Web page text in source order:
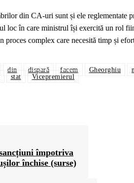
din CA-uri sunt și ele reglementate
loc în care ministrul își exercită un rol
complex care necesită timp și
din dispară facem Gheorghiu
stat Vicepremierul
împotriva
închise (surse)